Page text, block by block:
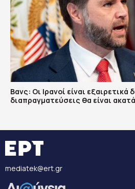
Βανς: Οι Ιρανοί είναι
διαπραγματεύσεις θα είναι
mediatek@ert.gr